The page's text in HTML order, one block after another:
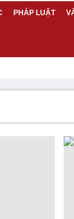
PHÁP LUẬT